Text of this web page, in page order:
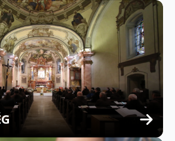
CONFESSION